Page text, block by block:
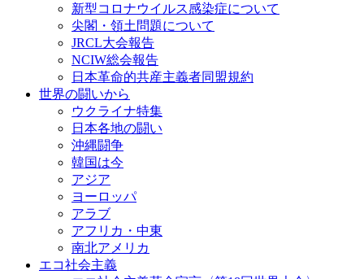
新型コロナウイルス感染症について
尖閣・領土問題について
JRCL大会報告
NCIW総会報告
日本革命的共産主義者同盟規約
世界の闘いから
ウクライナ特集
日本各地の闘い
沖縄闘争
韓国は今
アジア
ヨーロッパ
アラブ
アフリカ・中東
南北アメリカ
エコ社会主義